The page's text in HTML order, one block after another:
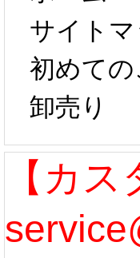
らコス
作、発
なりま
[more]
サイト
初めての
卸売り
【カ